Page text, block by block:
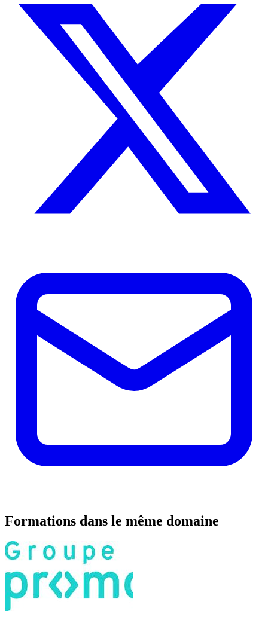
Formations dans le même domaine